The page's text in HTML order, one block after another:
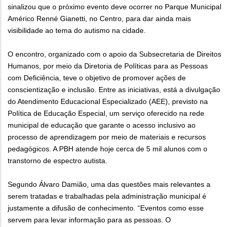
sinalizou que o próximo evento deve ocorrer no Parque Municipal
Américo Renné Gianetti, no Centro, para dar ainda mais
visibilidade ao tema do autismo na cidade.
O encontro, organizado com o apoio da Subsecretaria de Direitos
Humanos, por meio da Diretoria de Políticas para as Pessoas
com Deficiência, teve o objetivo de promover ações de
conscientização e inclusão. Entre as iniciativas, está a divulgação
do Atendimento Educacional Especializado (AEE), previsto na
Política de Educação Especial, um serviço oferecido na rede
municipal de educação que garante o acesso inclusivo ao
processo de aprendizagem por meio de materiais e recursos
pedagógicos. A PBH atende hoje cerca de 5 mil alunos com o
transtorno de espectro autista.
Segundo Álvaro Damião, uma das questões mais relevantes a
serem tratadas e trabalhadas pela administração municipal é
justamente a difusão de conhecimento. “Eventos como esse
servem para levar informação para as pessoas. O